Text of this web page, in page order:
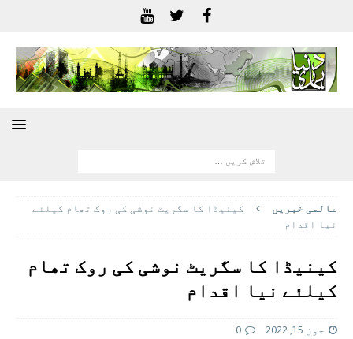
عالمی خبريں
کینیڈا کا سگریٹ نوشی کی روک تھام کیلئے
نیا اقدام
کینیڈا کا سگریٹ نوشی کی روک تھام
کیلئے نیا اقدام
جون 15, 2022 0